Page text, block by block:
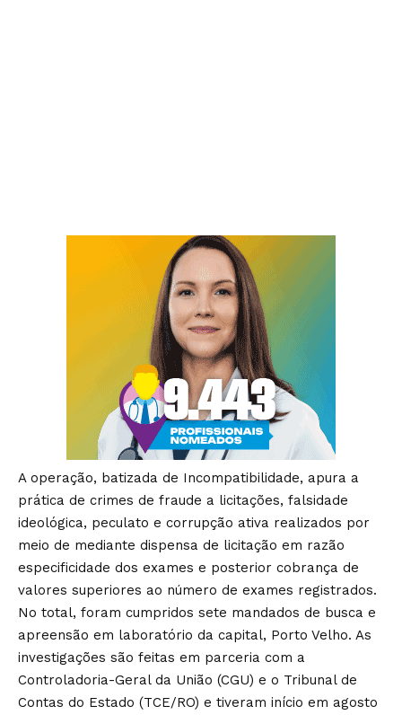
A operação, batizada de Incompatibilidade, apura a
prática de crimes de fraude a licitações, falsidade
ideológica, peculato e corrupção ativa realizados por
meio de mediante dispensa de licitação em razão
especificidade dos exames e posterior cobrança de
valores superiores ao número de exames registrados.
No total, foram cumpridos sete mandados de busca e
apreensão em laboratório da capital, Porto Velho. As
investigações são feitas em parceria com a
Controladoria-Geral da União (CGU) e o Tribunal de
Contas do Estado (TCE/RO) e tiveram início em agosto